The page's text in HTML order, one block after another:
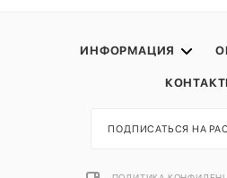
ИНФОРМАЦИЯ
ПОДПИСАТЬСЯ НА